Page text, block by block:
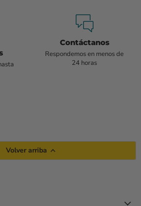
Contáctanos
Respondemos en menos de
24 horas
Volver arriba